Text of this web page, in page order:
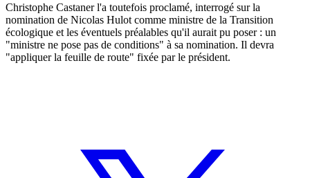
Christophe Castaner l'a toutefois proclamé, interrogé sur la
nomination de Nicolas Hulot comme ministre de la Transition
écologique et les éventuels préalables qu'il aurait pu poser : un
"ministre ne pose pas de conditions" à sa nomination. Il devra
"appliquer la feuille de route" fixée par le président.